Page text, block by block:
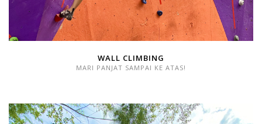
WALL CLIMBING
MARI PANJAT SAMPAI KE ATAS!